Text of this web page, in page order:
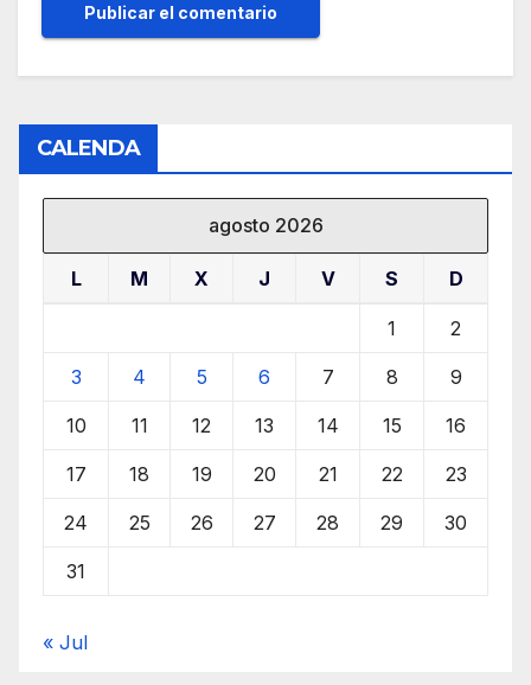
CALENDA
agosto 2026
L M X J V S D
1 2
3 4 5 6 7 8 9
10 11 12 13 14 15 16
17 18 19 20 21 22 23
24 25 26 27 28 29 30
31
« Jul